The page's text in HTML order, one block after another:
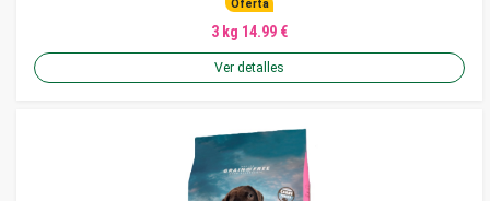
Oferta
3 kg 14.99 €
Ver detalles